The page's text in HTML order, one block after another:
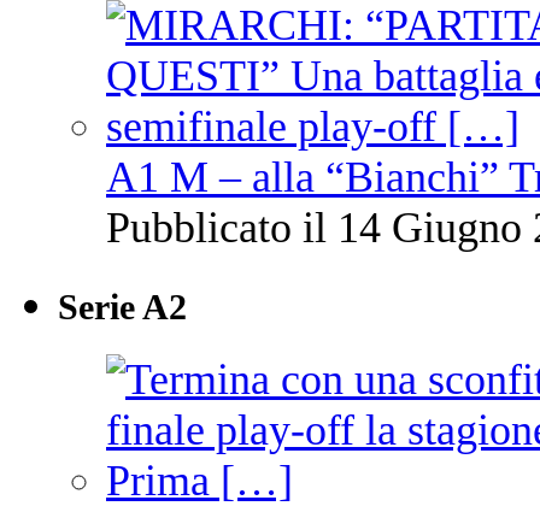
A1 M – alla “Bianchi”
Pubblicato il 14 Giugno
Serie A2